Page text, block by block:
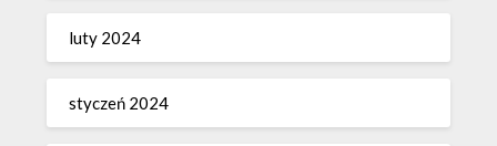
luty 2024
styczeń 2024